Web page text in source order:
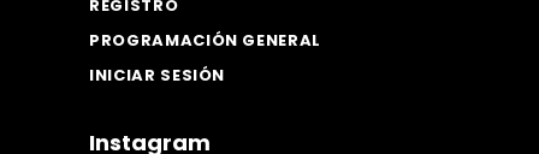
REGISTRO
PROGRAMACIÓN GENERAL
INICIAR SESIÓN
Instagram